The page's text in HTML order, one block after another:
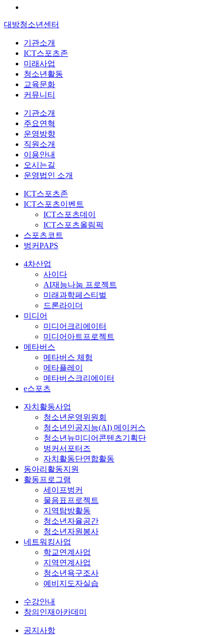
대방청소년센터
기관소개
ICT스포츠존
미래사업
청소년활동
교육문화
커뮤니티
기관소개
주요연혁
운영방향
직원소개
이용안내
오시는길
운영법인 소개
ICT스포츠존
ICT스포츠이벤트
ICT스포츠데이
ICT스포츠올림픽
스포츠코트
벙커PAPS
4차산업
사이다
AI재능나눔 프로젝트
미래과학페스티벌
드론라이더
미디어
미디어크리에이터
미디어아트프로젝트
메타버스
메타버스 체험
메타플레이
메타버스크리에이터
e스포츠
자치활동사업
청소년운영위원회
청소년인공지능(AI) 메이커스
청소년뉴미디어콘텐츠기획단
벙커서포터즈
자치활동단연합활동
동아리활동지원
활동프로그램
세이프벙커
물음표프로젝트
지역탐방활동
청소년자율공간
청소년자원봉사
네트워킹사업
학교연계사업
지역연계사업
청소년욕구조사
예비지도자실습
수강안내
창의인재아카데미
공지사항